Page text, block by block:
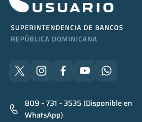
809 - 731 - 3535 (Disponible en
WhatsApp)